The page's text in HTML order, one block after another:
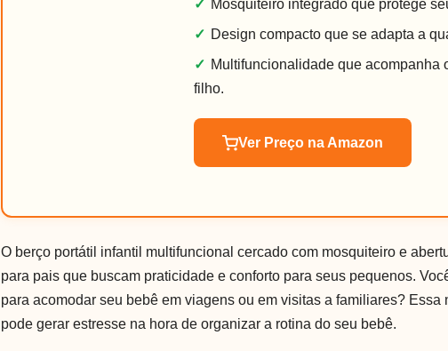
✓ Mosquiteiro integrado que protege
✓ Design compacto que se adapta a
✓ Multifuncionalidade que acompanha
filho.
Ver Preço na Amazon
O berço portátil infantil multifuncional cercado com mosquiteiro e
para pais que buscam praticidade e conforto para seus pequenos.
para acomodar seu bebê em viagens ou em visitas a familiares? Essa
pode gerar estresse na hora de organizar a rotina do seu bebê.